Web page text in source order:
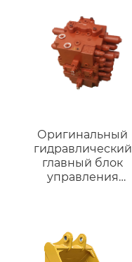
выключателя
Оригинальный
гидравлический
главный блок
управления